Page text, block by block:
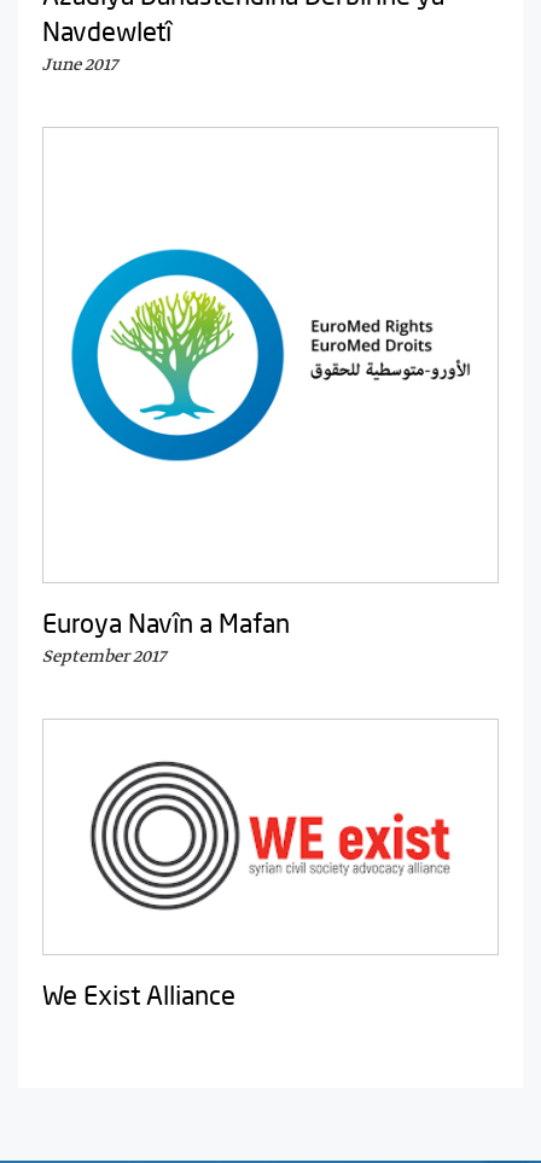
Navdewletî
June 2017
Euroya Navîn a Mafan
September 2017
We Exist Alliance